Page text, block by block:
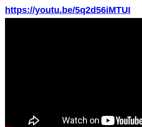
https://youtu.be/5q2d56iMTUI